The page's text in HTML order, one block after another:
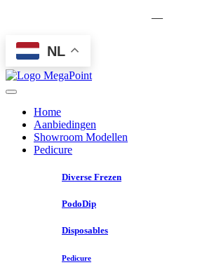
—
NL
Home
Aanbiedingen
Showroom Modellen
Pedicure
Diverse Frezen
PodoDip
Disposables
Pedicure